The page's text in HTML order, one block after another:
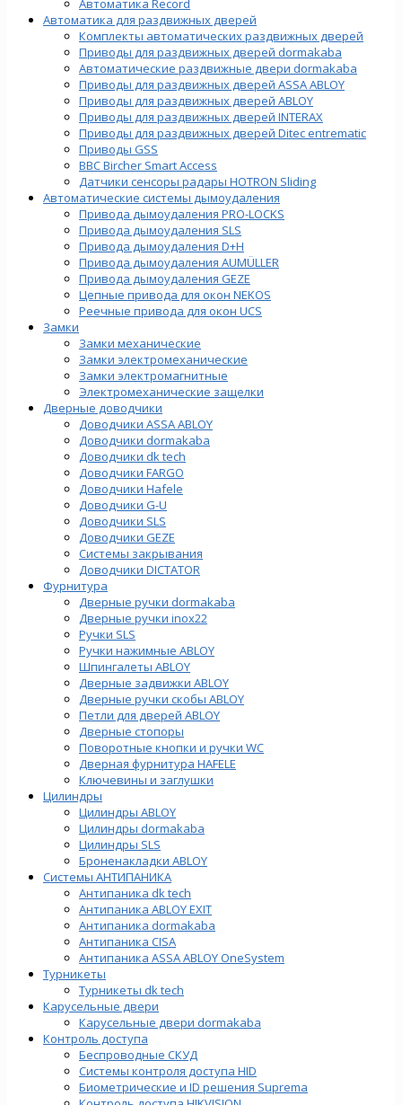
Автоматика для раздвижных дверей
Комплекты автоматических раздвижных дверей
Приводы для раздвижных дверей dormakaba
Автоматические раздвижные двери dormakaba
Приводы для раздвижных дверей ASSA ABLOY
Приводы для раздвижных дверей ABLOY
Приводы для раздвижных дверей INTERAX
Приводы для раздвижных дверей Ditec entrematic
Приводы GSS
BBC Bircher Smart Access
Датчики сенсоры радары HOTRON Sliding
Автоматические системы дымоудаления
Привода дымоудаления PRO-LOCKS
Привода дымоудаления SLS
Привода дымоудаления D+H
Привода дымоудаления AUMÜLLER
Привода дымоудаления GEZE
Цепные привода для окон NEKOS
Реечные привода для окон UСS
Замки
Замки механические
Замки электромеханические
Замки электромагнитные
Электромеханические защелки
Дверные доводчики
Доводчики ASSA ABLOY
Доводчики dormakaba
Доводчики dk tech
Доводчики FARGO
Доводчики Hafele
Доводчики G-U
Доводчики SLS
Доводчики GEZE
Cистемы закрывания
Доводчики DICTATOR
Фурнитура
Дверные ручки dormakaba
Дверные ручки inox22
Ручки SLS
Ручки нажимные ABLOY
Шпингалеты ABLOY
Дверные задвижки ABLOY
Дверные ручки скобы ABLOY
Петли для дверей ABLOY
Дверные стопоры
Поворотные кнопки и ручки WC
Дверная фурнитура HAFELE
Ключевины и заглушки
Цилиндры
Цилиндры ABLOY
Цилиндры dormakaba
Цилиндры SLS
Броненакладки ABLOY
Системы АНТИПАНИКА
Антипаника dk tech
Антипаника ABLOY EXIT
Антипаника dormakaba
Антипаника СISA
Антипаника ASSA ABLOY OneSystem
Турникеты
Турникеты dk tech
Карусельные двери
Карусельные двери dormakaba
Контроль доступа
Беспроводные СКУД
Системы контроля доступа HID
Биометрические и ID решения Suprema